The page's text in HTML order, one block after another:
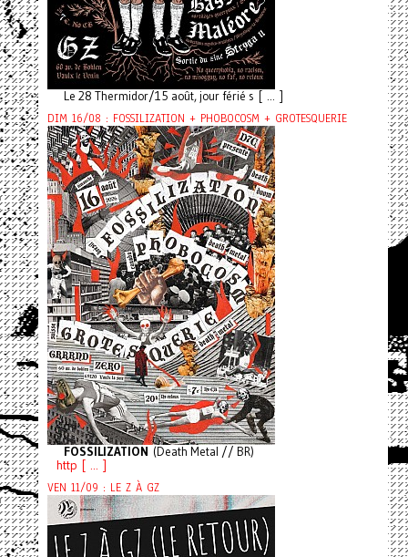
Le 28 Thermidor/15 août, jour férié s [ ... ]
DIM 16/08 : FOSSILIZATION + PHOBOCOSM + GROTESQUERIE
FOSSILIZATION (Death Metal // BR)
http [ ... ]
VEN 11/09 : LE Z À GZ